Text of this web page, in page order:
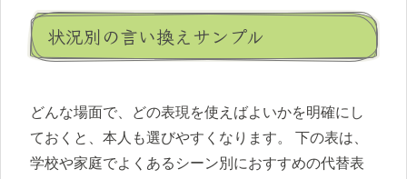
状況別の言い換えサンプル
どんな場面で、どの表現を使えばよいかを明確にし
ておくと、本人も選びやすくなります。 下の表は、
学校や家庭でよくあるシーン別におすすめの代替表